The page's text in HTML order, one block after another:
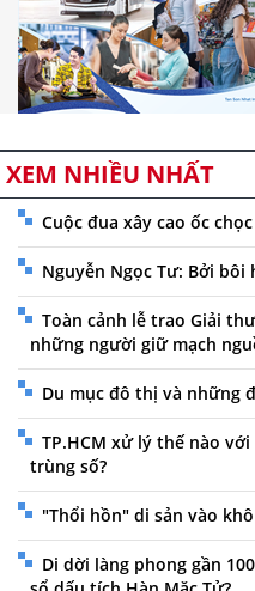
XEM NHIỀU NHẤT
Cuộc đua xây cao ốc
Nguyễn Ngọc Tư: Bởi bôi
Toàn cảnh lễ trao Giải
những người giữ mạch
Du mục đô thị và những
TP.HCM xử lý thế nào
trùng số?
"Thổi hồn" di sản vào
Di dời làng phong gần